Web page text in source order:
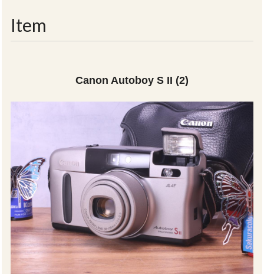
Item
Canon Autoboy S II (2)